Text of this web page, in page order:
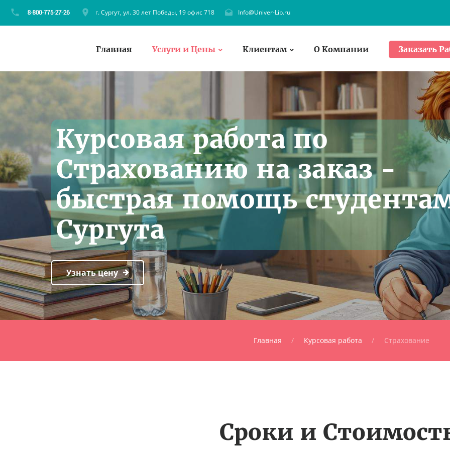
г. Сургут, ул. 30 лет Победы, 19 офис 718 Info@Univer-Lib.ru
Главная Услуги и Цены Клиентам О Компании Заказать
Курсовая работа по
Страхованию на заказ -
быстрая помощь
Сургута
Узнать цену
Главная Курсовая работа Страхование
Сроки и